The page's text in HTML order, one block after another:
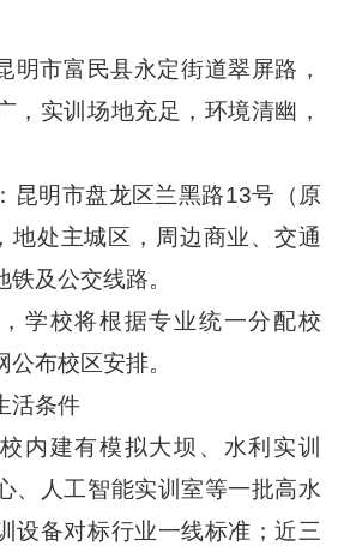
明市富民县永定街道翠屏路，
，实训场地充足，环境清幽，
昆明市盘龙区兰黑路13号（原
地处主城区，周边商业、交通
及公交线路。
学校将根据专业统一分配校
布校区安排。
活条件
内建有模拟大坝、水利实训
、人工智能实训室等一批高水
设备对标行业一线标准；近三